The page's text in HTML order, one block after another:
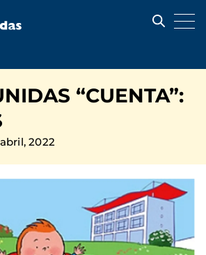
“CUENTA”:
2022